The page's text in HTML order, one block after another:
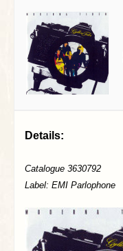
Details:
Catalogue 3630792
Label: EMI Parlophone